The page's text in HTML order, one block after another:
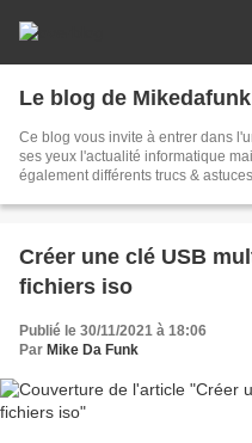
Le blog de Mikedafunk
Ce blog vous invite à entrer dans
ses yeux l'actualité informatique
également différents trucs &
Créer une clé USB
fichiers iso
Publié le 30/11/2021 à 18:06
Par Mike Da Funk